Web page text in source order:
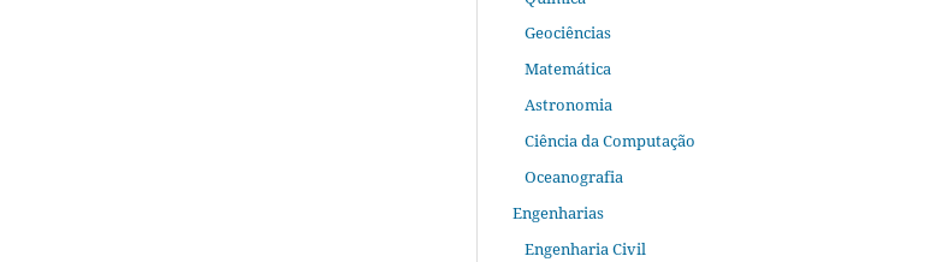
Geociências
Matemática
Astronomia
Ciência da Computação
Oceanografia
Engenharias
Engenharia Civil